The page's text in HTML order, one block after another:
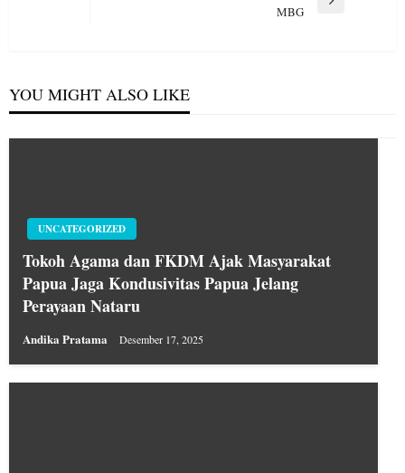
MBG
YOU MIGHT ALSO LIKE
UNCATEGORIZED
Tokoh Agama dan FKDM Ajak Masyarakat
Papua Jaga Kondusivitas Papua Jelang
Perayaan Nataru
Andika Pratama Desember 17, 2025